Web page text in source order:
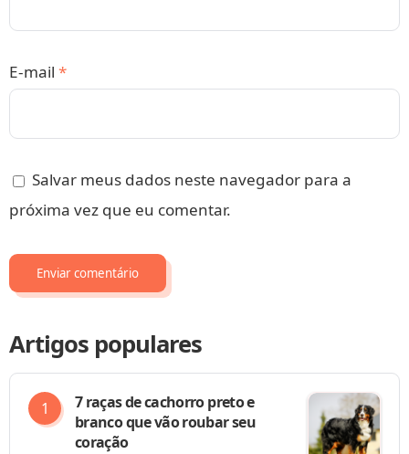
E-mail *
Salvar meus dados neste navegador para a
próxima vez que eu comentar.
Artigos populares
7 raças de cachorro preto e
branco que vão roubar seu
coração